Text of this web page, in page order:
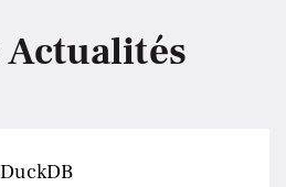
Actualités